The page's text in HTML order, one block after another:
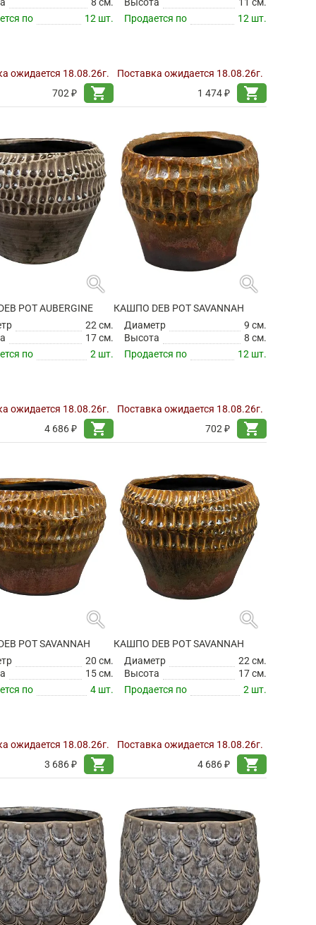
8 см.
по
12 шт.
ожидается 18.08.26г.
702 ₽
shopping_cart
Высота
11 см.
Продается по
12 шт.
Поставка ожидается 18.08.26г.
1 474 ₽
shopping_cart
search
POT AUBERGINE
22 см.
17 см.
по
2 шт.
ожидается 18.08.26г.
4 686 ₽
shopping_cart
search
КАШПО DEB POT SAVANNAH
Диаметр
9 см.
Высота
8 см.
Продается по
12 шт.
Поставка ожидается 18.08.26г.
702 ₽
shopping_cart
search
POT SAVANNAH
20 см.
15 см.
по
4 шт.
ожидается 18.08.26г.
3 686 ₽
shopping_cart
search
КАШПО DEB POT SAVANNAH
Диаметр
22 см.
Высота
17 см.
Продается по
2 шт.
Поставка ожидается 18.08.26г.
4 686 ₽
shopping_cart